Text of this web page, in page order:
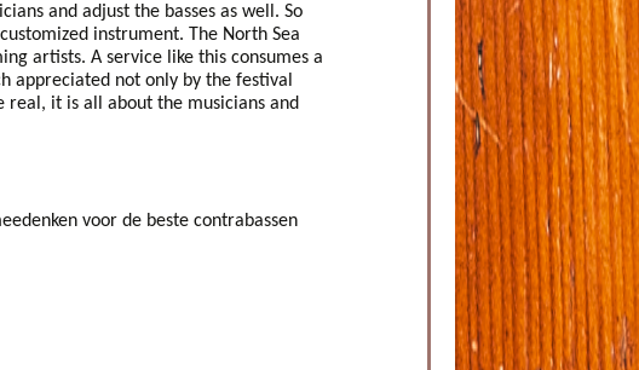
and adjust the basses as well. So
instrument. The North Sea
artists. A service like this consumes a
appreciated not only by the festival
real, it is all about the musicians and
voor de beste contrabassen